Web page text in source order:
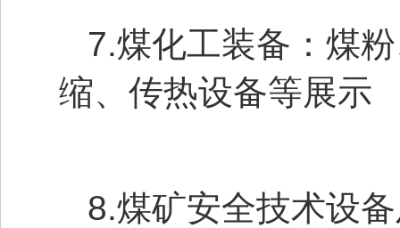
7.煤化工装备：煤
缩、传热设备等展示
8.煤矿安全技术设